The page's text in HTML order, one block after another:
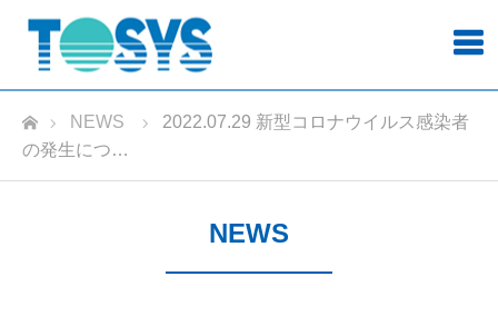
ホームNEWS
2022.07.29 新型コロナウイルス感染者
の発生につ…
NEWS